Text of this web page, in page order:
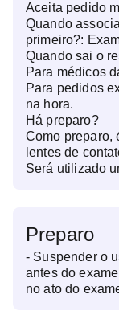
Aceita pedido
Quando
primeiro?:
Quando sai o
Para médicos
Para pedidos
na hora.
Há preparo?
Como preparo,
lentes de
Será utilizado
Preparo
- Suspender o
antes do
no ato do